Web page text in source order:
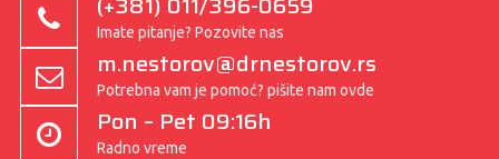
Imate pitanje? Pozovite nas
m.nestorov@drnestorov.rs
Potrebna vam je pomoć? pišite nam ovde
Pon – Pet 09:16h
Radno vreme